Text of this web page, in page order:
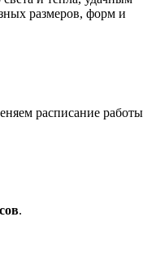
размеров, форм и
расписание работы
.